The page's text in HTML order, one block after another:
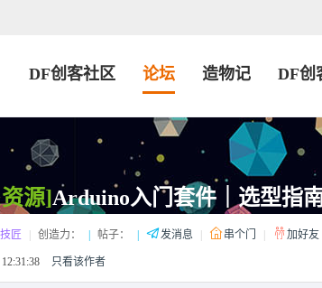
DF创客社区 论坛 造物记 DF创
源]Arduino入门套件｜选型指
匠 创造力： 帖子： 发消息 串个门 加好友
只看该作者